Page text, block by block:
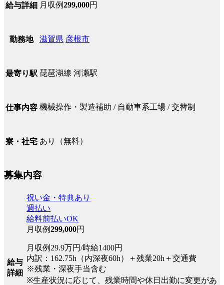
給与詳細 月収例299,000円
勤務地 滋賀県 彦根市
最寄り駅 琵琶湖線 河瀬駅
仕事内容 機械操作・製造補助 / 自動車系工場 / 交替制
寮・社宅 あり（無料）
募集内容
給与
詳細
祝い金・特典あり
週払い
給料前払いOK
月収例299,000円
月収例29.9万円/時給1400円
内訳：162.75h（内深夜60h）＋残業20h＋交通費
※残業・深夜手当含む
※生産状況に応じて、残業時間や休日出勤に変更があ